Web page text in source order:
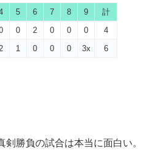
5 6 7 8 9 計
0 2 0 0 0 4
1 0 0 0 3x 6
剣勝負の試合は本当に面白い。